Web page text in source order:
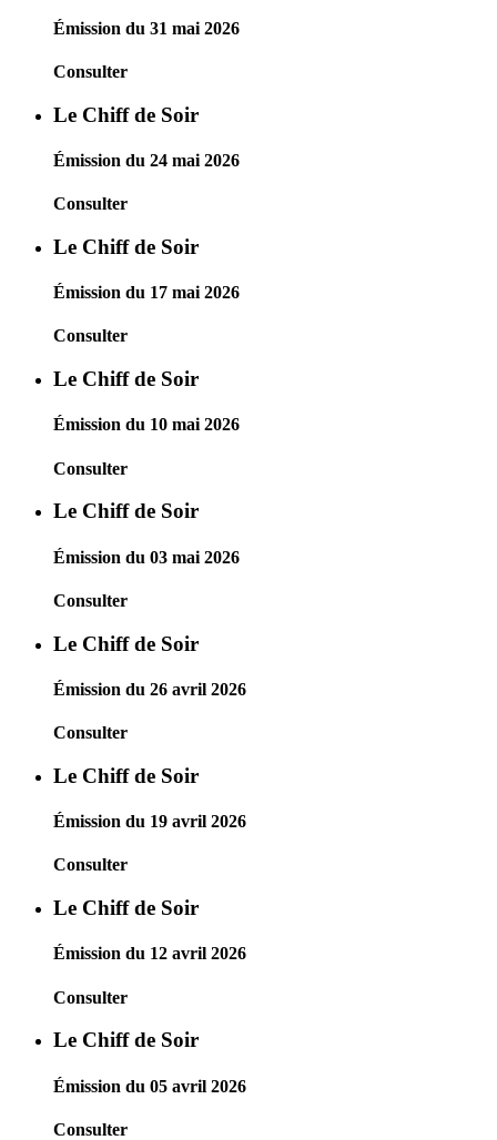
Émission du 31 mai 2026
Consulter
Le Chiff de Soir
Émission du 24 mai 2026
Consulter
Le Chiff de Soir
Émission du 17 mai 2026
Consulter
Le Chiff de Soir
Émission du 10 mai 2026
Consulter
Le Chiff de Soir
Émission du 03 mai 2026
Consulter
Le Chiff de Soir
Émission du 26 avril 2026
Consulter
Le Chiff de Soir
Émission du 19 avril 2026
Consulter
Le Chiff de Soir
Émission du 12 avril 2026
Consulter
Le Chiff de Soir
Émission du 05 avril 2026
Consulter